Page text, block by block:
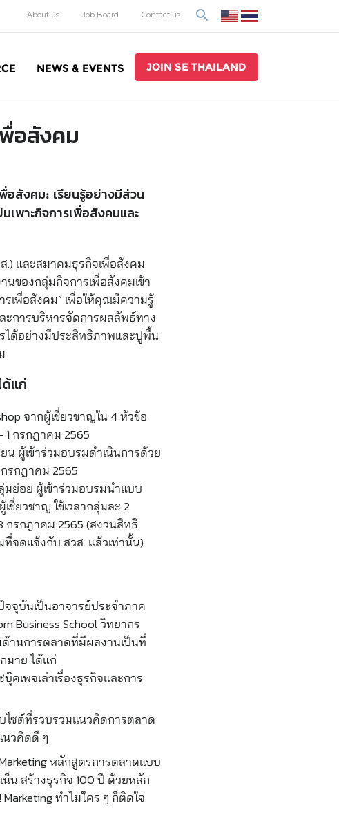
About us Job Board Contact us search
NEWS & EVENTS JOIN SE THAILAND
อสังคม
สังคม: เรียนรู้อย่างมีส่วน
เพาะกิจการเพื่อสังคมและ
.) และสมาคมธุรกิจเพื่อสังคม
นของกลุ่มกิจการเพื่อสังคมเข้า
เพื่อสังคม” เพื่อให้คุณมีความรู้
ะการบริหารจัดการผลลัพธ์ทาง
ได้อย่างมีประสิทธิภาพและปูพื้น
ด้แก่
จากผู้เชี่ยวชาญใน 4 หัวข้อ
กรกฎาคม 2565
ผู้เข้าร่วมอบรมดำเนินการด้วย
รกฎาคม 2565
ย่อย ผู้เข้าร่วมอบรมนำแบบ
ยวชาญ ใช้เวลากลุ่มละ 2
กรกฎาคม 2565 (สงวนสิทธิ
จดแจ้งกับ สวส. แล้วเท่านั้น)
จจุบันเป็นอาจารย์ประจำภาค
Business School วิทยากร
านการตลาดที่มีผลงานเป็นที่
าย ได้แก่
บุ๊คเพจเล่าเรื่องธุรกิจและการ
ไซต์ที่รวบรวมแนวคิดการตลาด
วคิดดี ๆ
หลักสูตรการตลาดแบบ
น สร้างธุรกิจ 100 ปี ด้วยหลัก
ทำไมใคร ๆ ก็ติดใจ